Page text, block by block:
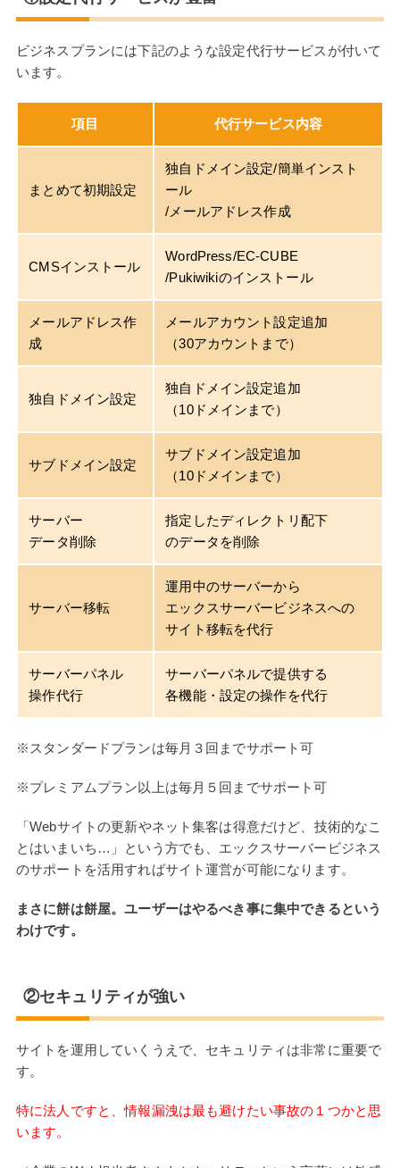
ビジネスプランには下記のような設定代行サービスが付いて
います。
項目 代行サービス内容
まとめて初期設定
独自ドメイン設定/簡単インスト
ール
/メールアドレス作成
CMSインストール
WordPress/EC-CUBE
/Pukiwikiのインストール
メールアドレス作
成
メールアカウント設定追加
（30アカウントまで）
独自ドメイン設定
独自ドメイン設定追加
（10ドメインまで）
サブドメイン設定
サブドメイン設定追加
（10ドメインまで）
サーバー
データ削除
指定したディレクトリ配下
のデータを削除
サーバー移転
運用中のサーバーから
エックスサーバービジネスへの
サイト移転を代行
サーバーパネル
操作代行
サーバーパネルで提供する
各機能・設定の操作を代行
※スタンダードプランは毎月３回までサポート可
※プレミアムプラン以上は毎月５回までサポート可
「Webサイトの更新やネット集客は得意だけど、技術的なこ
とはいまいち…」という方でも、エックスサーバービジネス
のサポートを活用すればサイト運営が可能になります。
まさに餅は餅屋。ユーザーはやるべき事に集中できるという
わけです。
②セキュリティが強い
サイトを運用していくうえで、セキュリティは非常に重要で
す。
特に法人ですと、情報漏洩は最も避けたい事故の１つかと思
います。